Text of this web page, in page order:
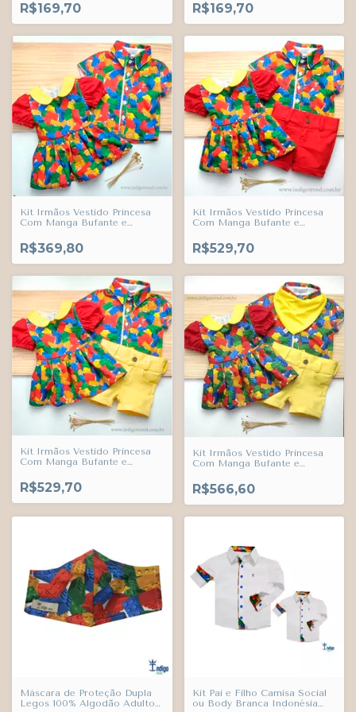
Suspensório Legos Índigo
Trend
R$169,70
Suspensório Legos Índigo
Trend
R$169,70
Kit Irmãos Vestido Princesa
Com Manga Bufante e
Brinquedos Índigo Trend
R$369,80
Kit Irmãos Vestido Princesa
Com Manga Bufante e
Brinquedos e Bermuda Casual
Vermelha Índigo Trend
R$529,70
Kit Irmãos Vestido Princesa
Com Manga Bufante e
Brinquedos e Bermuda Casual
Amarelo Canário Índigo Trend
R$529,70
Kit Irmãos Vestido Princesa
Com Manga Bufante e
Brinquedos Bermuda Casual e
Babador ou Bandana Amarelo
Canário Índigo Trend
R$566,60
Máscara de Proteção Dupla
Legos 100% Algodão Adulto
Kit Pai e Filho Camisa Social
ou Body Branca Indonésia